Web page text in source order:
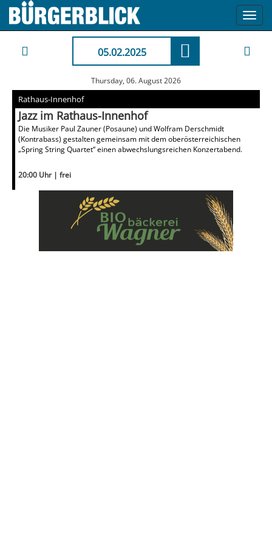
05.02.2025
Thursday, 06. August 2026
Rathaus-Innenhof
Jazz im Rathaus-Innenhof
Die Musiker Paul Zauner (Posaune) und Wolfram Derschmidt
(Kontrabass) gestalten gemeinsam mit dem oberösterreichischen
„Spring String Quartet“ einen abwechslungsreichen Konzertabend.
20:00 Uhr | frei